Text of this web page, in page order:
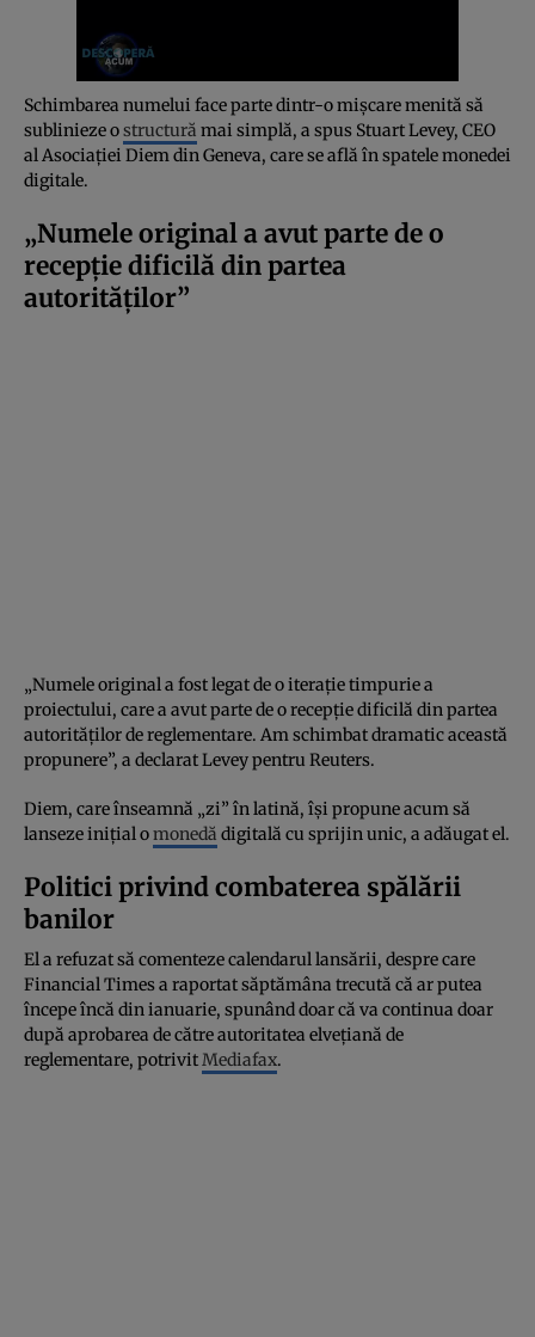
Schimbarea numelui face parte dintr-o mișcare menită să
sublinieze ostructură mai simplă, a spus Stuart Levey, CEO
al Asociației Diem din Geneva, care se află în spatele monedei
digitale.
„Numele original a avut parte de o
recepție dificilă din partea
autorităților”
„Numele original a fost legat de o iterație timpurie a
proiectului, care a avut parte de o recepție dificilă din partea
autorităților de reglementare. Am schimbat dramatic această
propunere”, a declarat Levey pentru Reuters.
Diem, care înseamnă „zi” în latină, își propune acum să
lanseze inițial omonedă digitală cu sprijin unic, a adăugat el.
Politici privind combaterea spălării
banilor
El a refuzat să comenteze calendarul lansării, despre care
Financial Times a raportat săptămâna trecută că ar putea
începe încă din ianuarie, spunând doar că va continua doar
după aprobarea de către autoritatea elvețiană de
reglementare, potrivitMediafax.